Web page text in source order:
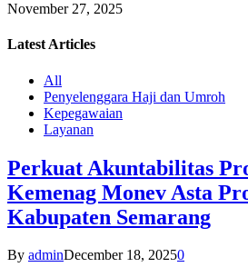
November 27, 2025
Latest Articles
All
Penyelenggara Haji dan Umroh
Kepegawaian
Layanan
Perkuat Akuntabilitas
Kemenag Monev Asta
Kabupaten Semarang
By adminDecember 18, 20250